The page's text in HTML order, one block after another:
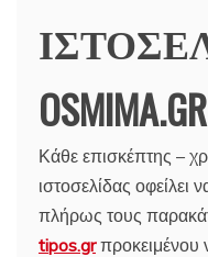
OSMIMA.GR
Κάθε επισκέπτης –
ιστοσελίδας οφείλει
πλήρως τους
tipos.grπροκειμένου